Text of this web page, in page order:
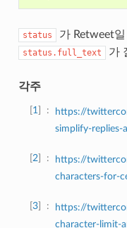
status 가 Retweet
status.full_text 가
각주
1
https://
simplify-
2
https://
characters-for-
3
https://
character-limit-